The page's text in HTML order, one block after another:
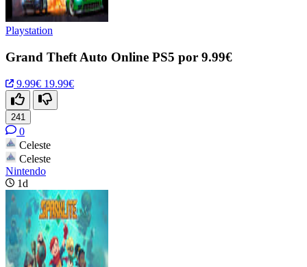
Playstation
Grand Theft Auto Online PS5 por 9.99€
9.99€ 19.99€
241
0
Celeste
Celeste
Nintendo
1d